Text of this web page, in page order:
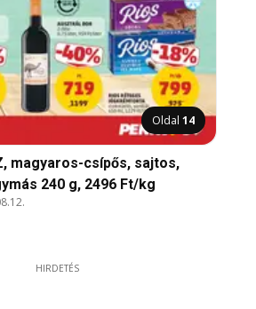
Oldal 14
magyaros-csípős, sajtos,
240 g, 2496 Ft/kg
HIRDETÉS